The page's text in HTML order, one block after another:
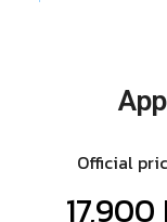
Official
17,900